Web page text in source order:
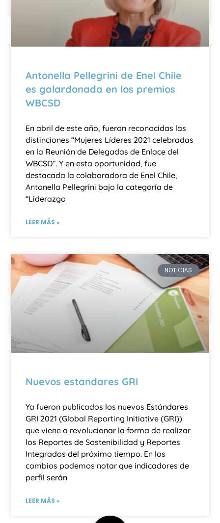
Antonella Pellegrini de Enel Chile
es galardonada en los premios
WBCSD
En abril de este año, fueron reconocidas las
distinciones “Mujeres Líderes 2021 celebradas
en la Reunión de Delegadas de Enlace del
WBCSD”. Y en esta oportunidad, fue
destacada la colaboradora de Enel Chile,
Antonella Pellegrini bajo la categoría de
“Liderazgo
LEER MÁS »
NOTICIAS
Nuevos estandares GRI
Ya fueron publicados los nuevos Estándares
GRI 2021 (Global Reporting Initiative (GRI))
que viene a revolucionar la forma de realizar
los Reportes de Sostenibilidad y Reportes
Integrados del próximo tiempo. En los
cambios podemos notar que indicadores de
perfil serán
LEER MÁS »